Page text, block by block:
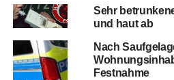
Sehr
und haut ab
Nach
Festnahme